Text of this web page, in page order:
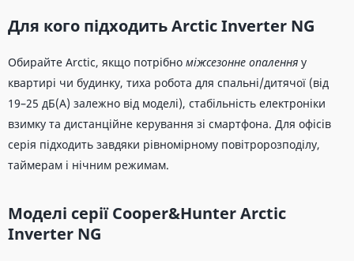
Для кого підходить Arctic Inverter NG
Обирайте Arctic, якщо потрібно міжсезонне опалення у
квартирі чи будинку, тиха робота для спальні/дитячої (від
19–25 дБ(A) залежно від моделі), стабільність електроніки
взимку та дистанційне керування зі смартфона. Для офісів
серія підходить завдяки рівномірному повітророзподілу,
таймерам і нічним режимам.
Моделі серії Cooper&Hunter Arctic
Inverter NG